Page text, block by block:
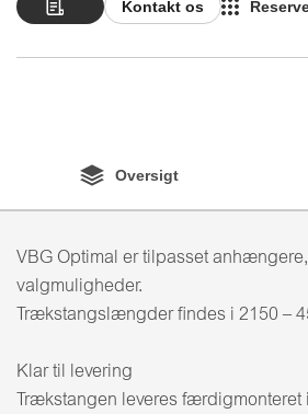
Kontakt os
Oversigt
VBG Optimal er tilpasset
valgmuligheder.
Trækstangslængder findes i 2150 –
Klar til levering
Trækstangen leveres